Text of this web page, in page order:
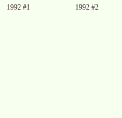
Ingen bild
1992 #1
Ingen bild
1992 #2